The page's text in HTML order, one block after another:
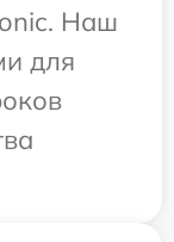
Наш
для